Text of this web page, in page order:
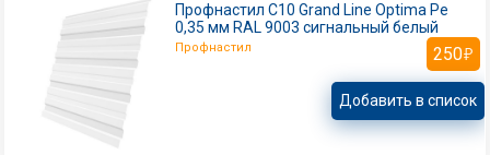
Профнастил С10 Grand Line Optima Pe
0,35 мм RAL 9003 сигнальный белый
Профнастил 250
Добавить в список